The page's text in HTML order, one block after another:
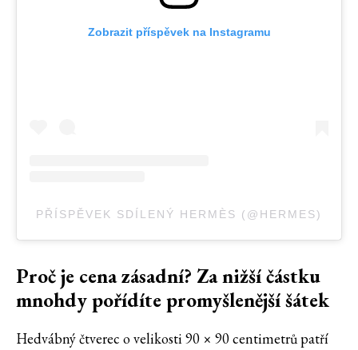
Zobrazit příspěvek na Instagramu
PŘÍSPĚVEK SDÍLENÝ HERMÈS (@HERMES)
Proč je cena zásadní? Za nižší částku
mnohdy pořídíte promyšlenější šátek
Hedvábný čtverec o velikosti 90 × 90 centimetrů patří